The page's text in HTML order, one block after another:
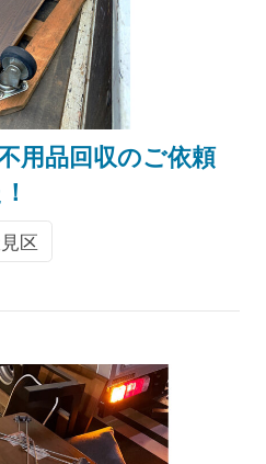
用品回収のご依頼
区